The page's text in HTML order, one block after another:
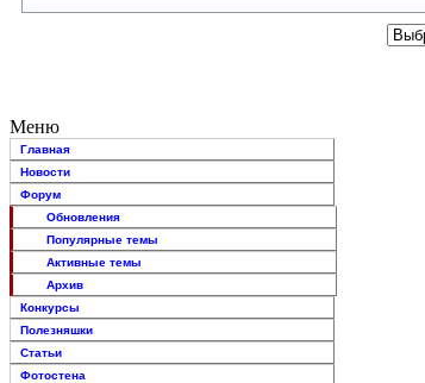
Меню
Главная
Новости
Форум
Обновления
Популярные темы
Активные темы
Архив
Конкурсы
Полезняшки
Статьи
Фотостена